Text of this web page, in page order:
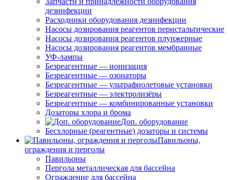
дезинфекции
Расходники оборудования дезинфекции
Насосы дозирования реагентов перистальтические
Насосы дозирования реагентов плунжерные
Насосы дозирования реагентов мембранные
УФ-лампы
Безреагентные — ионизация
Безреагентные — озонаторы
Безреагентные — ультрафиолетовые установки
Безреагентные — электролизёры
Безреагентные — комбинированные установки
Дозаторы хлора и брома
Доп. оборудование
Бесхлорные (реагентные) дозаторы и системы
Павильоны,
ограждения и перголы
Павильоны
Пергола металлическая для бассейна
Ограждение для бассейна